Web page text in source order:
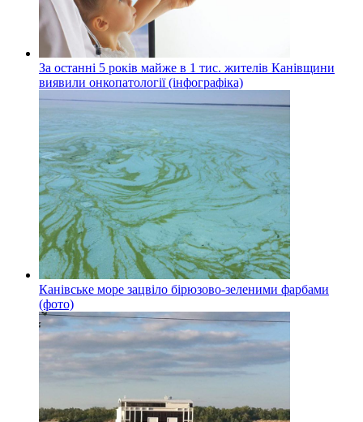
За останні 5 років майже в 1 тис. жителів Канівщини
виявили онкопатології (інфографіка)
Канівське море зацвіло бірюзово-зеленими фарбами
(фото)